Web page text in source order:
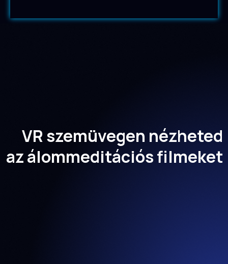
VR szemüvegen nézheted
az álommeditációs filmeket